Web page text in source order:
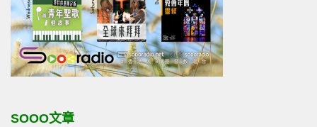
SOOO文章